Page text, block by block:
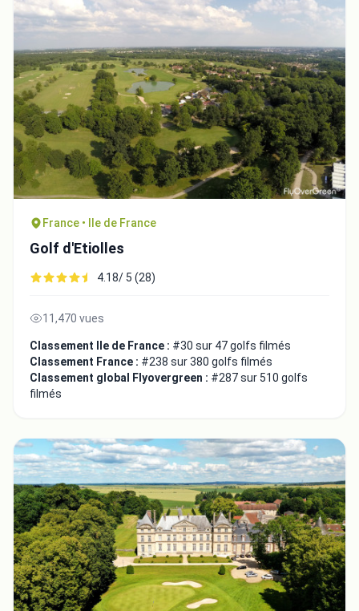
France • Ile de France
Golf d'Etiolles
4.18/ 5 (28)
11,470 vues
Classement Ile de France : #30 sur 47 golfs filmés
Classement France : #238 sur 380 golfs filmés
Classement global Flyovergreen : #287 sur 510 golfs
filmés